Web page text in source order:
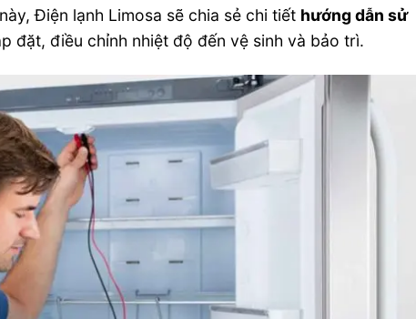
Điện lạnh Limosa sẽ chia sẻ chi tiết hướng dẫn sử
đặt, điều chỉnh nhiệt độ đến vệ sinh và bảo trì.